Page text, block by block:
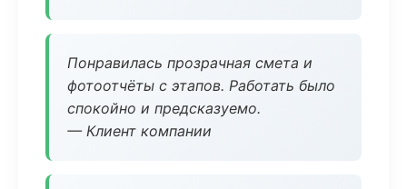
Понравилась прозрачная смета и
фотоотчёты с этапов. Работать было
спокойно и предсказуемо.
— Клиент компании